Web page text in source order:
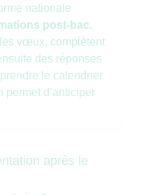
nationale
post-bac.
vœux, complètent
des réponses
le calendrier
permet d’anticiper
après le